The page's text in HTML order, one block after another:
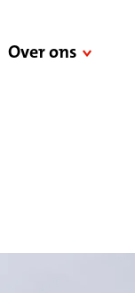
Over ons